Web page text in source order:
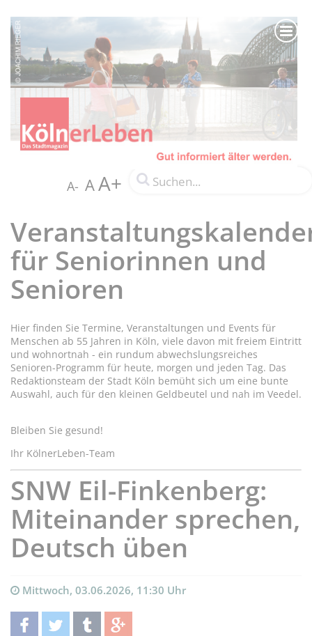
A- AA+
für Seniorinnen und
Senioren
Hier finden Sie Termine, Veranstaltungen und Events für
Menschen ab 55 Jahren in Köln, viele davon mit freiem Eintritt
und wohnortnah - ein rundum abwechslungsreiches
Senioren-Programm für heute, morgen und jeden Tag. Das
Redaktionsteam der Stadt Köln bemüht sich um eine bunte
Auswahl, auch für den kleinen Geldbeutel und nah im Veedel.
Bleiben Sie gesund!
Ihr KölnerLeben-Team
SNW Eil-Finkenberg:
Miteinander sprechen,
Deutsch üben
Mittwoch, 03.06.2026, 11:30 Uhr